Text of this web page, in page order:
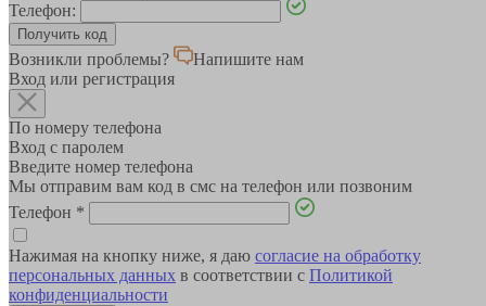
Телефон:
Возникли проблемы?
Напишите нам
Вход или регистрация
По номеру телефона
Вход с паролем
Введите номер телефона
Мы отправим вам код в смс на телефон или позвоним
Телефон *
Нажимая на кнопку ниже, я даю согласие на обработку
персональных данных в соответствии с Политикой
конфиденциальности